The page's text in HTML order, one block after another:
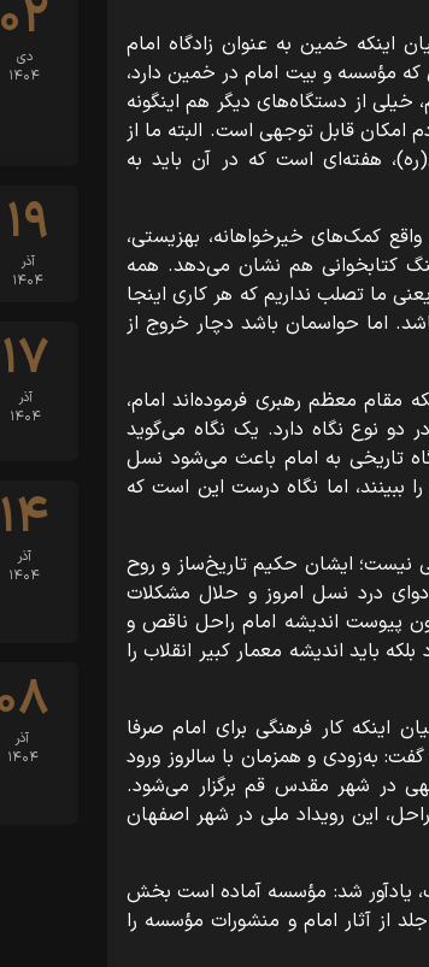
اینکه خمین به عنوان زادگاه امام
که مؤسسه و بیت امام در خمین دارد،
از دستگاه‌های دیگر هم اینگونه
امکان قابل توجهی است. البته ما از
هفته‌ای است که در آن باید به
کمک‌های خیرخواهانه، بهزیستی،
کتابخوانی هم نشان می‌دهد. همه
ما تصلب نداریم که هر کاری اینجا
اما حواسمان باشد دچار خروج از
مقام معظم رهبری فرموده‌اند امام،
دو نوع نگاه دارد. یک نگاه می‌گوید
تاریخی به امام باعث می‌شود نسل
اما نگاه درست این است که
ایشان حکیم تاریخ‌ساز و روح
درد نسل امروز و حلال مشکلات
پیوست اندیشه امام راحل ناقص و
باید اندیشه معمار کبیر انقلاب را
اینکه کار فرهنگی برای امام صرفا
به‌زودی و همزمان با سالروز ورود
در شهر مقدس قم برگزار می‌شود.
امام راحل، این رویداد ملی در شهر اصفهان
یادآور شد: مؤسسه آماده است بخش
هزار جلد از آثار امام و منشورات مؤسسه را
۰۲
دی
۱۴۰۴
۱۹
آذر
۱۴۰۴
۱۷
آذر
۱۴۰۴
۱۴
آذر
۱۴۰۴
آذر
۱۴۰۴